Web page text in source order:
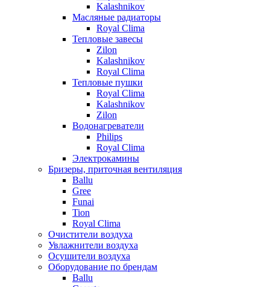
Kalashnikov
Масляные радиаторы
Royal Clima
Тепловые завесы
Zilon
Kalashnikov
Royal Clima
Тепловые пушки
Royal Clima
Kalashnikov
Zilon
Водонагреватели
Philips
Royal Clima
Электрокамины
Бризеры, приточная вентиляция
Ballu
Gree
Funai
Tion
Royal Clima
Очистители воздуха
Увлажнители воздуха
Осушители воздуха
Оборудование по брендам
Ballu